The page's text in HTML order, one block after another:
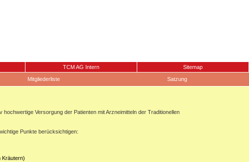
TCM AG Intern
Sitemap
Mitgliederliste Satzung
Versorgung der Patienten mit Arzneimitteln der Traditionellen
Punkte berücksichtigen:
Kräutern)